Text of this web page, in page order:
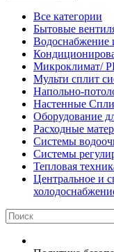
Все категории
Бытовые
Водоснабжение
Микроклимат/
Мульти сплит
Напольно-
Настенные
Оборудование
Расходные
Системы
Системы
Тепловая
Центральное и